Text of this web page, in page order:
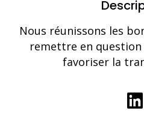
Nous réunissons les
remettre en question
favoriser la